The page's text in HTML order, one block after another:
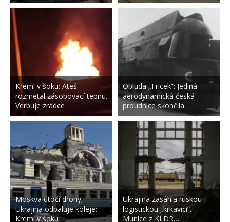
Kreml v šoku: Ateš
rozmetal zásobovací tepnu.
Verbuje zrádce
Moskva útočí drony,
Ukrajina odpaluje koleje:
Kreml v šoku
Obluda „Fricek”: Jediná
aerodynamická česká
proudnice skončila…
Ukrajina zasáhla ruskou
logistickou „krkavici“.
Munice z KLDR…